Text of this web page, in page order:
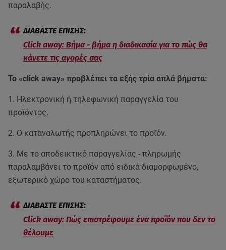
παραλαβής.
Click away: Βήμα - βήμα η διαδικασία για το πώς θα
κάνετε τις αγορές σας
Το «click away» προβλέπει τα εξής τρία απλά βήματα:
1. Ηλεκτρονική ή τηλεφωνική παραγγελία του
προϊόντος.
2. Ο καταναλωτής προπληρώνει το προϊόν.
3. Με το αποδεικτικό παραγγελίας - πληρωμής
παραλαμβάνει το προϊόν από ειδικά διαμορφωμένο,
εξωτερικό χώρο του καταστήματος.
Click away: Πώς επιστρέφουμε ένα προϊόν που δεν το
θέλουμε